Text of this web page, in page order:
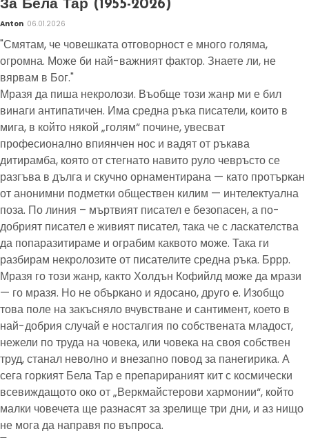
За Бела Тар (1955-2026)
Anton 06.01.2026
"Смятам, че човешката отговорност е много голяма,
огромна. Може би най-важният фактор. Знаете ли, не
вярвам в Бог."
Мразя да пиша некролози. Въобще този жанр ми е бил
винаги антипатичен. Има средна ръка писатели, които в
мига, в който някой „голям“ почине, увесват
професионално впиянчен нос и вадят от ръкава
дитирамба, която от стегнато навито руло чевръсто се
разгъва в дълга и скучно орнаментирана — като протъркан
от анонимни подметки обществен килим — интелектуална
поза. По линия – мъртвият писател е безопасен, а по-
добрият писател е живият писател, така че с ласкателства
да попаразитираме и ограбим каквото може. Така ги
разбирам некролозите от писателите средна ръка. Бррр.
Мразя го този жанр, както Холдън Кофийлд може да мрази
— го мразя. Но не объркано и ядосано, друго е. Изобщо
това поле на закъсняло вчувстване и сантимент, което в
най-добрия случай е носталгия по собствената младост,
нежели по труда на човека, или човека на своя собствен
труд, станал неволно и внезапно повод за панегирика. А
сега горкият Бела Тар е препарираният кит с космически
всевиждащото око от „Веркмайстерови хармонии“, който
малки човечета ще разнасят за зрелище три дни, и аз нищо
не мога да направя по въпроса.